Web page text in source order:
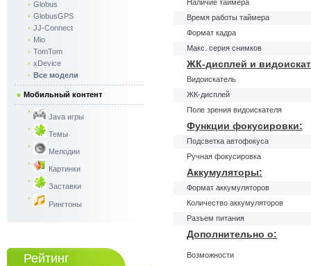
Наличие таймера
Время работы таймера
Формат кадра
Макс. серия снимков
ЖК-дисплей и
Видоискатель
ЖК-дисплей
Поле зрения видоискателя
Функции фокусировки:
Подсветка автофокуса
Ручная фокусировка
Аккумуляторы:
Формат аккумуляторов
Количество аккумуляторов
Разъем питания
Дополнительно о:
Возможности
Globus
GlobusGPS
JJ-Connect
Mio
TomTom
xDevice
Все модели
Мобильный контент
Java игры
Темы
Мелодии
Картинки
Заставки
Рингтоны
Рейтинг